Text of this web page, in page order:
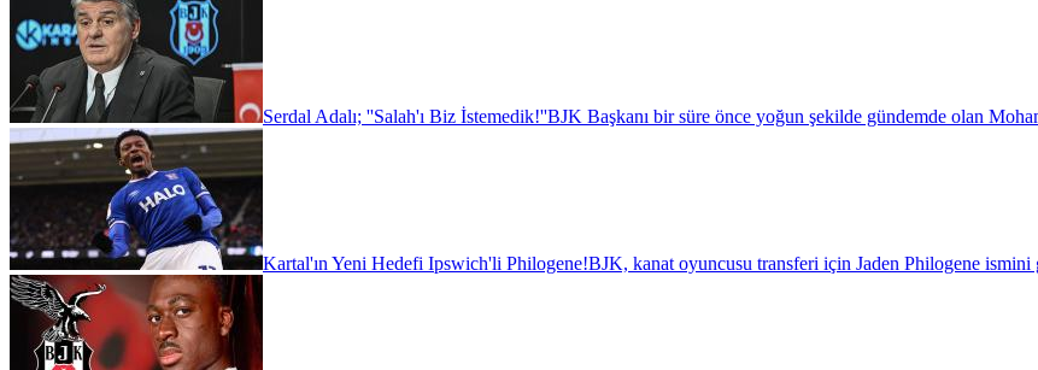
Serdal Adalı; ''Salah'ı Biz İstemedik!''BJK Başkanı bir süre önce yoğun şekilde gündemde olan
Kartal'ın Yeni Hedefi Ipswich'li Philogene!BJK, kanat oyuncusu transferi için Jaden Philogene ismini